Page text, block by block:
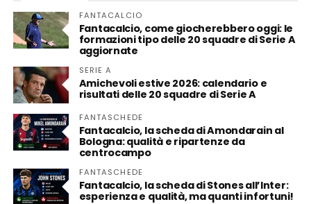
FANTACALCIO
Fantacalcio, come giocherebbero oggi: le
formazioni tipo delle 20 squadre di Serie A
aggiornate
SERIE A
Amichevoli estive 2026: calendario e
risultati delle 20 squadre di Serie A
FANTASCHEDE
Fantacalcio, la scheda di Amondarain al
Bologna: qualità e ripartenze da
centrocampo
FANTASCHEDE
Fantacalcio, la scheda di Stones all’Inter:
esperienza e qualità, ma quanti infortuni!